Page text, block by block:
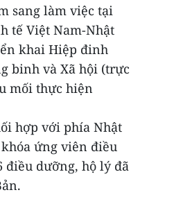
sang làm việc tại
tế Việt Nam-Nhật
khai Hiệp đinh
binh và Xã hội (trực
mối thực hiện
hợp với phía Nhật
ứng viên điều
điều dưỡng, hộ lý đã